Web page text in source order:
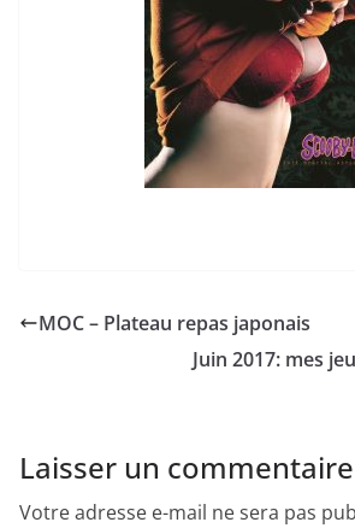
MOC – Plateau repas japonais
Juin 2017: mes
Laisser un commentaire
Votre adresse e-mail ne sera pas